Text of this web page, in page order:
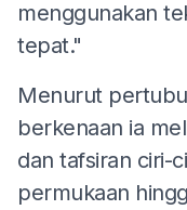
menggunakan
tepat."
Menurut
berkenaan ia
dan tafsiran ciri-
permukaan